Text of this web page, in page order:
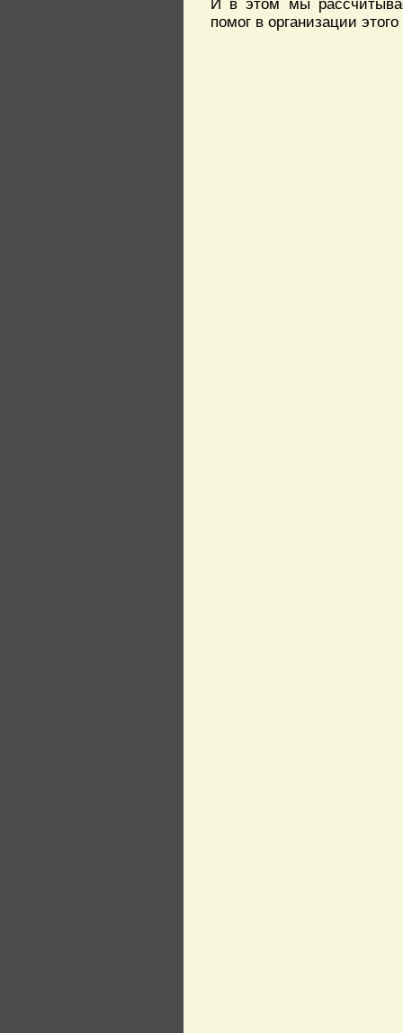
И в этом мы
помог в организации